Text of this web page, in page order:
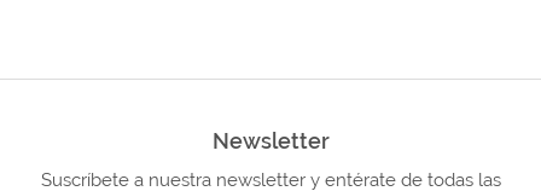
Newsletter
Suscríbete a nuestra newsletter y entérate de todas las